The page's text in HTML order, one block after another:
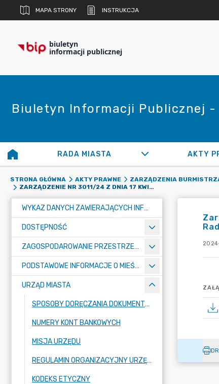
MAPA STRONY INSTRUKCJA
biuletyn
informacji publicznej
Biuletyn Informacji Publicznej -
RADA MIASTA AKTY
STRONA GŁÓWNA AKTY PRAWNE ZARZĄDZENIA
ZARZĄDZENIE NR 3011/24 Z DNIA 17 KWIETNIA 2024 R. W SPRAWIE ZMIANY UCHWAŁY BUDŻETOWEJ MIASTA RADZIONKÓW NA ROK 2024
WYKAZ DANYCH ZAWIERAJĄCYCH INFORMACJE O ŚRODOWISKU I JEGO OCHRONIE
DOSTĘPNOŚĆ
ZAGOSPODAROWANIE PRZESTRZENNE
PODSTAWOWE INFORMACJE O MIEŚCIE
URZĄD MIASTA
SPOSOBY DORĘCZANIA DOKUMENTÓW DO URZĘDU MIASTA RADZIONKÓW
NUMERY KONT BANKOWYCH
MISJA URZĘDU
REGULAMIN ORGANIZACYJNY URZĘDU
KODEKS ETYCZNY